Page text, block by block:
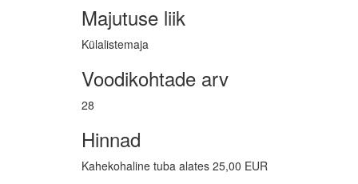
Majutuse liik
Külalistemaja
Voodikohtade arv
28
Hinnad
Kahekohaline tuba alates 25,00 EUR